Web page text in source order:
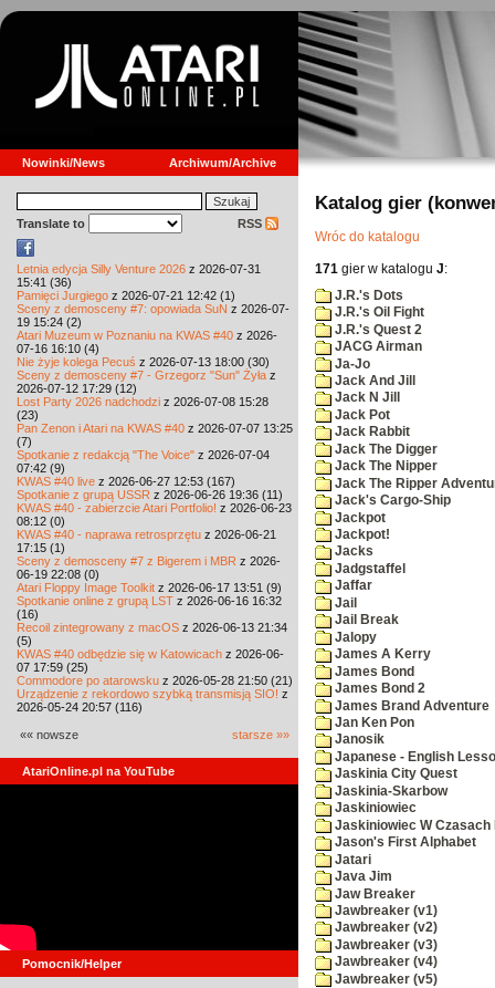
Nowinki/News Archiwum/Archive
Translate to RSS
Letnia edycja Silly Venture 2026 z 2026-07-31
15:41 (36)
Pamięci Jurgiego z 2026-07-21 12:42 (1)
Sceny z demosceny #7: opowiada SuN z 2026-07-
19 15:24 (2)
Atari Muzeum w Poznaniu na KWAS #40 z 2026-
07-16 16:10 (4)
Nie żyje kolega Pecuś z 2026-07-13 18:00 (30)
Sceny z demosceny #7 - Grzegorz "Sun" Żyła z
2026-07-12 17:29 (12)
Lost Party 2026 nadchodzi z 2026-07-08 15:28
(23)
Pan Zenon i Atari na KWAS #40 z 2026-07-07 13:25
(7)
Spotkanie z redakcją "The Voice" z 2026-07-04
07:42 (9)
KWAS #40 live z 2026-06-27 12:53 (167)
Spotkanie z grupą USSR z 2026-06-26 19:36 (11)
KWAS #40 - zabierzcie Atari Portfolio! z 2026-06-23
08:12 (0)
KWAS #40 - naprawa retrosprzętu z 2026-06-21
17:15 (1)
Sceny z demosceny #7 z Bigerem i MBR z 2026-
06-19 22:08 (0)
Atari Floppy Image Toolkit z 2026-06-17 13:51 (9)
Spotkanie online z grupą LST z 2026-06-16 16:32
(16)
Recoil zintegrowany z macOS z 2026-06-13 21:34
(5)
KWAS #40 odbędzie się w Katowicach z 2026-06-
07 17:59 (25)
Commodore po atarowsku z 2026-05-28 21:50 (21)
Urządzenie z rekordowo szybką transmisją SIO! z
2026-05-24 20:57 (116)
«« nowsze starsze »»
AtariOnline.pl na YouTube
Pomocnik/Helper
Katalog gier
Wróc do katalogu
171 gier w katalogu J:
J.R.'s Dots
J.R.'s Oil Fight
J.R.'s Quest 2
JACG Airman
Ja-Jo
Jack And Jill
Jack N Jill
Jack Pot
Jack Rabbit
Jack The Digger
Jack The Nipper
Jack The Ripper
Jack's Cargo-Ship
Jackpot
Jackpot!
Jacks
Jadgstaffel
Jaffar
Jail
Jail Break
Jalopy
James A Kerry
James Bond
James Bond 2
James Brand Adventure
Jan Ken Pon
Janosik
Japanese - English
Jaskinia City Quest
Jaskinia-Skarbow
Jaskiniowiec
Jaskiniowiec W Czasach
Jason's First Alphabet
Jatari
Java Jim
Jaw Breaker
Jawbreaker (v1)
Jawbreaker (v2)
Jawbreaker (v3)
Jawbreaker (v4)
Jawbreaker (v5)